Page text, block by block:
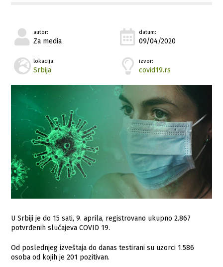
autor:
Za media
datum:
09/04/2020
lokacija:
Srbija
izvor:
covid19.rs
U Srbiji je do 15 sati, 9. aprila, registrovano ukupno 2.867
potvrđenih slučajeva COVID 19.
Od poslednjeg izveštaja do danas testirani su uzorci 1.586
osoba od kojih je 201 pozitivan.